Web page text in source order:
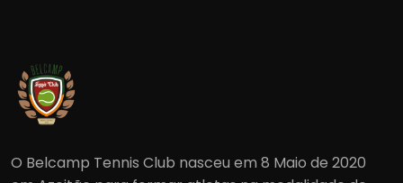
O Belcamp Tennis Club nasceu em 8 Maio de 2020